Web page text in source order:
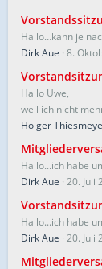
Hallo…kann je
Dirk Aue 8.
Hallo Uwe,
weil ich nicht
Holger
Hallo...ich habe
Dirk Aue 20. Juli
Hallo...ich habe
Dirk Aue 20. Juli